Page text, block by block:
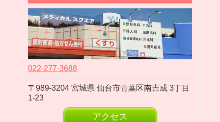
2023年11月
2023年10月
2023年09月
2023年08月
2023年07月
2023年05月
2023年04月
022-277-3688
989-3204 宮城県 仙台市青葉区南吉成 3丁目
1-23
アクセス